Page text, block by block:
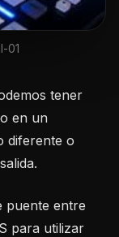
01
tener
en un
diferente o
puente entre
para utilizar